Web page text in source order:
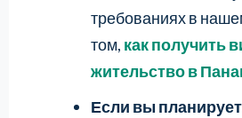
требованиях в
том, как получить
жительство в
Если вы